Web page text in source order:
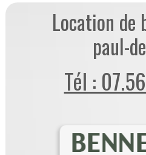
Location de
paul-
Tél :